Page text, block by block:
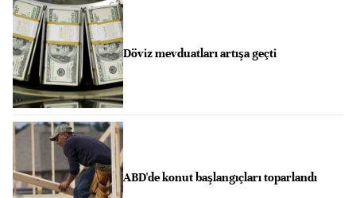
Döviz mevduatları artışa geçti
ABD'de konut başlangıçları toparlandı